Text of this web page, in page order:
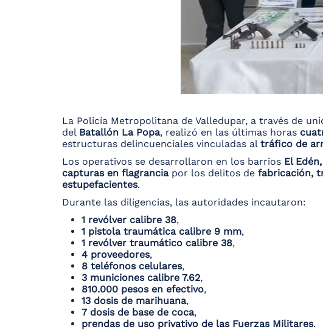
La Policía Metropolitana de Valledupar, a través de
del Batallón La Popa, realizó en las últimas horas
estructuras delincuenciales vinculadas al tráfico de
Los operativos se desarrollaron en los barrios El
capturas en flagranciapor los delitos de fabricación,
estupefacientes.
Durante las diligencias, las autoridades incautaron:
1 revólver calibre 38,
1 pistola traumática calibre 9 mm,
1 revólver traumático calibre 38,
4 proveedores,
8 teléfonos celulares,
3 municiones calibre 7.62,
810.000 pesos en efectivo,
13 dosis de marihuana,
7 dosis de base de coca,
prendas de uso privativo de las Fuerzas Militares.